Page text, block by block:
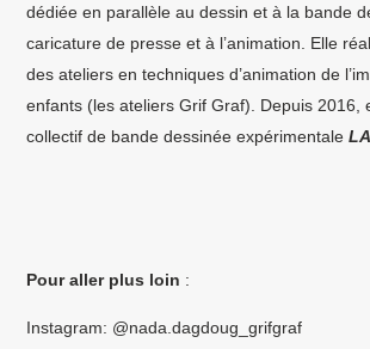
dédiée en parallèle au dessin et à la bande
caricature de presse et à l’animation. Elle
des ateliers en techniques d’animation de
enfants (les ateliers Grif Graf). Depuis 2016,
collectif de bande dessinée expérimentale
Pour aller plus loin :
Instagram: @nada.dagdoug_grifgraf